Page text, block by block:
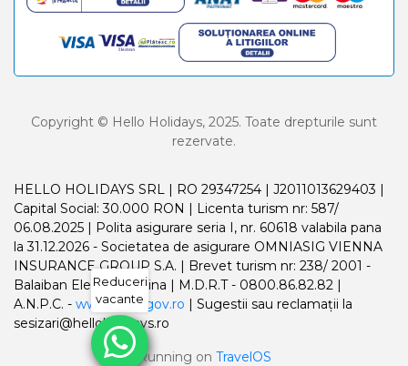
Copyright © Hello Holidays, 2025. Toate drepturile sunt
rezervate.
HELLO HOLIDAYS SRL | RO 29347254 | J2011013629403 |
Capital Social: 30.000 RON | Licenta turism nr: 587/
06.08.2025 | Polita asigurare seria I, nr. 60618 valabila pana
la 31.12.2026 - Societatea de asigurare OMNIASIG VIENNA
INSURANCE GROUP S.A. | Brevet turism nr: 238/ 2001 -
Balaiban Elena Madalina | M.D.R.T - 0800.86.82.82 |
A.N.P.C. - www.anpc.gov.ro | Sugestii sau reclamații la
sesizari@helloholidays.ro
Running on TravelOS
Reduceri
vacante